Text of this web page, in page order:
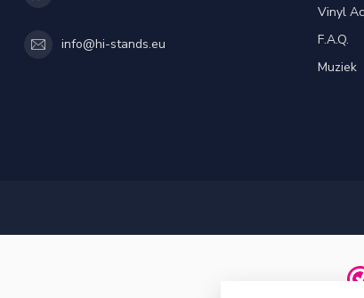
info@hi-stands.eu
Vinyl
F.A.Q.
Muziek